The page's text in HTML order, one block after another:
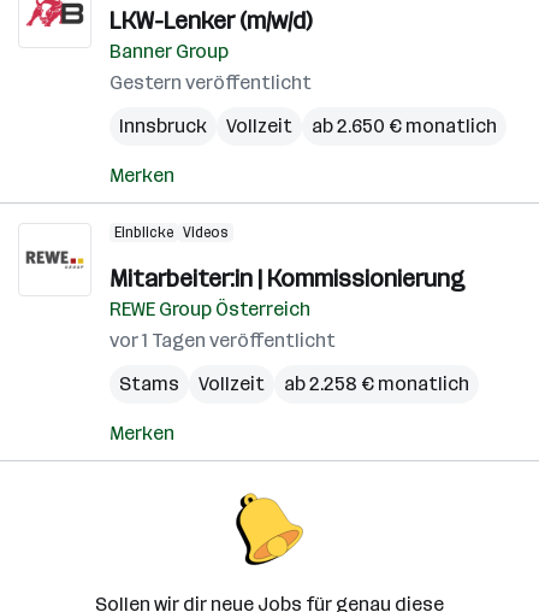
LKW-Lenker (m/w/d)
Banner Group
Gestern veröffentlicht
Innsbruck
Vollzeit ab 2.650 € monatlich
Merken
Einblicke Videos
Mitarbeiter:in | Kommissionierung
REWE Group Österreich
vor 1 Tagen veröffentlicht
Stams
Vollzeit ab 2.258 € monatlich
Merken
Sollen wir dir neue Jobs für genau diese